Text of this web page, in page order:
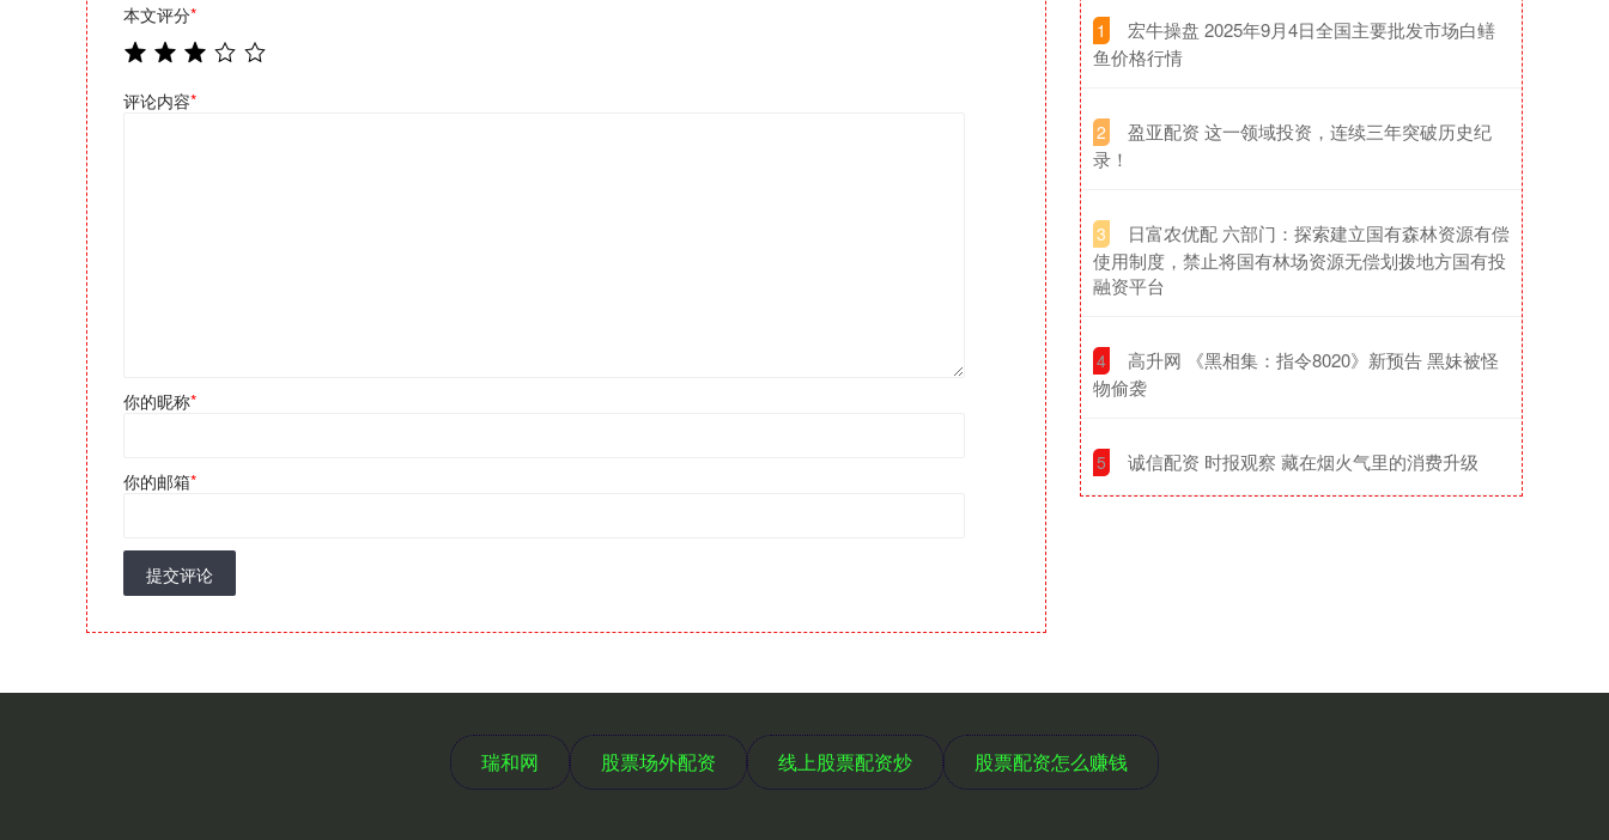
本文评分*
评论内容*
你的昵称*
你的邮箱*
提交评论
1
​宏牛操盘 2025年9月4日全国主要批发市场白鳝
鱼价格行情
2
​盈亚配资 这一领域投资，连续三年突破历史纪
录！
3
​日富农优配 六部门：探索建立国有森林资源有偿
使用制度，禁止将国有林场资源无偿划拨地方国有投
融资平台
4
​高升网 《黑相集：指令8020》新预告 黑妹被怪
物偷袭
5 ​诚信配资 时报观察 藏在烟火气里的消费升级
瑞和网 股票场外配资 线上股票配资炒 股票配资怎么赚钱